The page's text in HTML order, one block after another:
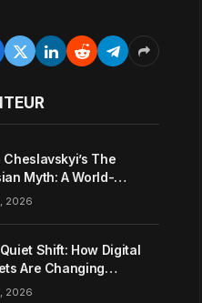
Cheslavskyi’s The
Myth: A World-
Analysis of
2026
Shift: How Digital
Are Changing
Money Habits in the
2026